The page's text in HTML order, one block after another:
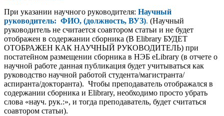
При указании научного руководителя: Научный
руководитель: ФИО, (должность, ВУЗ). (Научный
руководитель не считается соавтором статьи и не будет
отображен в содержании сборника (В Elibrary БУДЕТ
ОТОБРАЖЕН КАК НАУЧНЫЙ РУКОВОДИТЕЛЬ) при
постатейном размещении сборника в НЭБ eLibrary (в отчете о
научной работе данная публикация будет учитываться как
руководство научной работой студента/магистранта/
аспиранта/докторанта). Чтобы преподаватель отображался в
содержании сборника и Elibrary, необходимо просто убрать
слова «науч. рук.:», и тогда преподаватель, будет считаться
соавтором статьи).